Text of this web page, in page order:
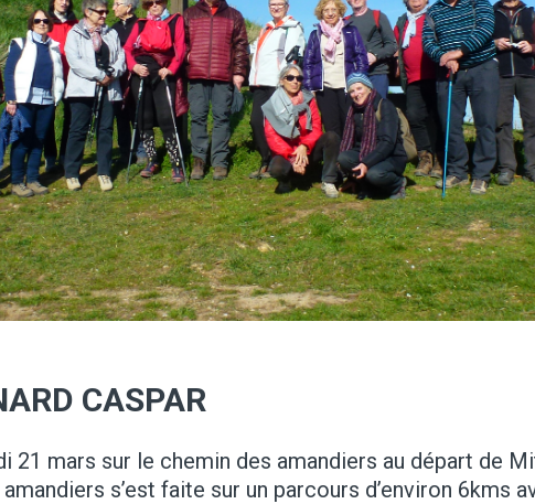
CASPAR
21 mars sur le chemin des amandiers au départ de
s’est faite sur un parcours d’environ 6kms